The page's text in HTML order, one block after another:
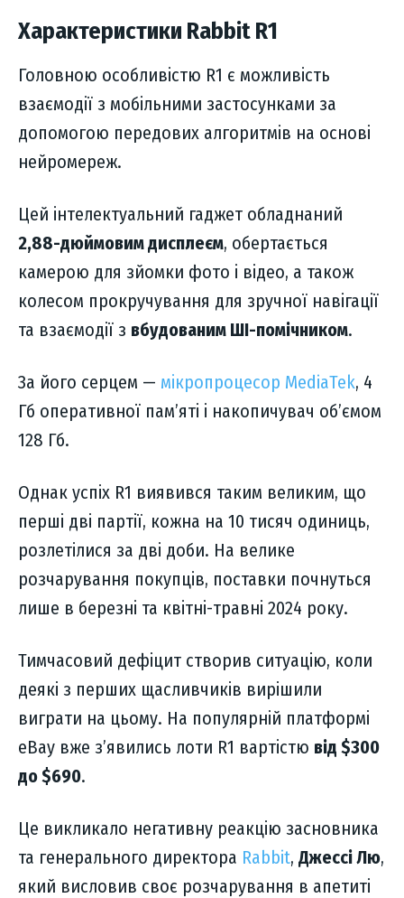
Характеристики Rabbit R1
Головною особливістю R1 є можливість
взаємодії з мобільними застосунками за
допомогою передових алгоритмів на основі
нейромереж.
Цей інтелектуальний гаджет обладнаний
2,88-дюймовим дисплеєм, обертається
камерою для зйомки фото і відео, а також
колесом прокручування для зручної навігації
та взаємодії з вбудованим ШІ-помічником.
За його серцем — мікропроцесор MediaTek, 4
Гб оперативної пам’яті і накопичувач об’ємом
128 Гб.
Однак успіх R1 виявився таким великим, що
перші дві партії, кожна на 10 тисяч одиниць,
розлетілися за дві доби. На велике
розчарування покупців, поставки почнуться
лише в березні та квітні-травні 2024 року.
Тимчасовий дефіцит створив ситуацію, коли
деякі з перших щасливчиків вирішили
виграти на цьому. На популярній платформі
eBay вже з’явились лоти R1 вартістю від $300
до $690.
Це викликало негативну реакцію засновника
та генерального директора Rabbit, Джессі Лю,
який висловив своє розчарування в апетиті